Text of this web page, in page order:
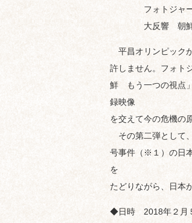
フォトジャーナ
大反響 朝鮮戦
平昌オリンピック
許しません。フォト
鮮 もう一つの視点
録映像
を交えて今の危機の
その第二弾として
号事件（※１）の日
を
たどりながら、日本
◆日時 2018年２月